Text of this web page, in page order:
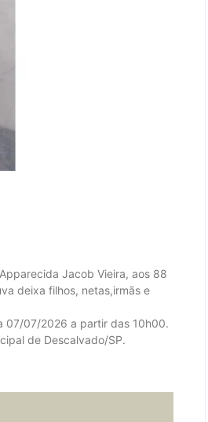
Jacob Vieira, aos 88
deixa filhos, netas,irmãs e
07/07/2026 a partir das 10h00.
de Descalvado/SP.